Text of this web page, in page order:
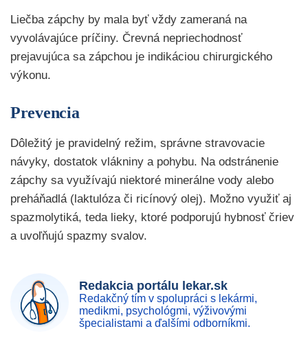
Liečba zápchy by mala byť vždy zameraná na
vyvolávajúce príčiny. Črevná nepriechodnosť
prejavujúca sa zápchou je indikáciou chirurgického
výkonu.
Prevencia
Dôležitý je pravidelný režim, správne stravovacie
návyky, dostatok vlákniny a pohybu. Na odstránenie
zápchy sa využívajú niektoré minerálne vody alebo
preháňadlá (laktulóza či ricínový olej). Možno využiť aj
spazmolytiká, teda lieky, ktoré podporujú hybnosť čriev
a uvoľňujú spazmy svalov.
Redakcia portálu lekar.sk
Redakčný tím v spolupráci s lekármi,
medikmi, psychológmi, výživovými
špecialistami a ďalšími odborníkmi.